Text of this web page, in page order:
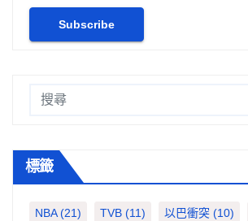
標籤
NBA(21) TVB (11) 以巴衝突 (10)